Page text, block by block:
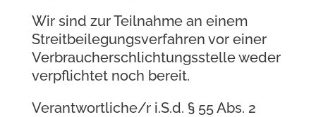
Wir sind zur Teilnahme an einem
Streitbeilegungsverfahren vor einer
Verbraucherschlichtungsstelle weder
verpflichtet noch bereit.
Verantwortliche/r i.S.d. § 55 Abs. 2